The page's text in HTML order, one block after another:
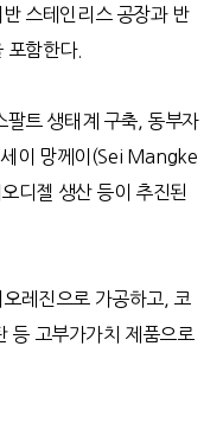
스테인리스 공장과 반
포함한다.
팔트 생태계 구축 동부자
이 망께이 (Sei Mangke
디젤 생산 등이 추진된
레진으로 가공하고
코
등 고부가가치 제품으로